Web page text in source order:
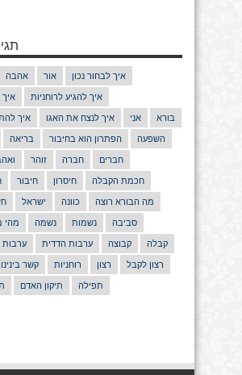
אהבה אור איך לבחור נכון
איך איך להגיע לרוחניות
איך איך לנצח את האגו אני בורא
בריאה הפתרון הוא בחיבור השפעה
זוהר חברה חברים
חיבור חיסרון חכמת הקבלה
ישראל כוונה מה הבורא רוצה
מהי נשמה נשמות סביבה
ערבות ערבות הדדית קבוצה קבלה
קשר בינינו רוחניות רצון רצון לקבל
תיקון האדם תפילה